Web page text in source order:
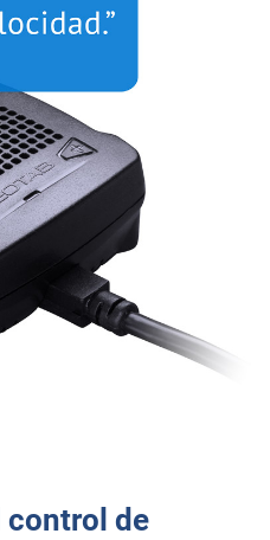
control de